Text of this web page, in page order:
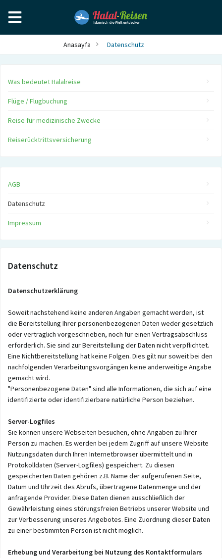
Anasayfa Datenschutz
Was bedeutet Halalreise
Flüge / Flugbuchung
Reise für medizinische Zwecke
Reiserücktrittsversicherung
AGB
Datenschutz
Impressum
Datenschutz
Datenschutzerklärung
Soweit nachstehend keine anderen Angaben gemacht werden, ist
die Bereitstellung Ihrer personenbezogenen Daten weder gesetzlich
oder vertraglich vorgeschrieben, noch für einen Vertragsabschluss
erforderlich. Sie sind zur Bereitstellung der Daten nicht verpflichtet.
Eine Nichtbereitstellung hat keine Folgen. Dies gilt nur soweit bei den
nachfolgenden Verarbeitungsvorgängen keine anderweitige Angabe
gemacht wird.
"Personenbezogene Daten" sind alle Informationen, die sich auf eine
identifizierte oder identifizierbare natürliche Person beziehen.
Server-Logfiles
Sie können unsere Webseiten besuchen, ohne Angaben zu Ihrer
Person zu machen. Es werden bei jedem Zugriff auf unsere Website
Nutzungsdaten durch Ihren Internetbrowser übermittelt und in
Protokolldaten (Server-Logfiles) gespeichert. Zu diesen
gespeicherten Daten gehören z.B. Name der aufgerufenen Seite,
Datum und Uhrzeit des Abrufs, übertragene Datenmenge und der
anfragende Provider. Diese Daten dienen ausschließlich der
Gewährleistung eines störungsfreien Betriebs unserer Website und
zur Verbesserung unseres Angebotes. Eine Zuordnung dieser Daten
zu einer bestimmten Person ist nicht möglich.
Erhebung und Verarbeitung bei Nutzung des Kontaktformulars